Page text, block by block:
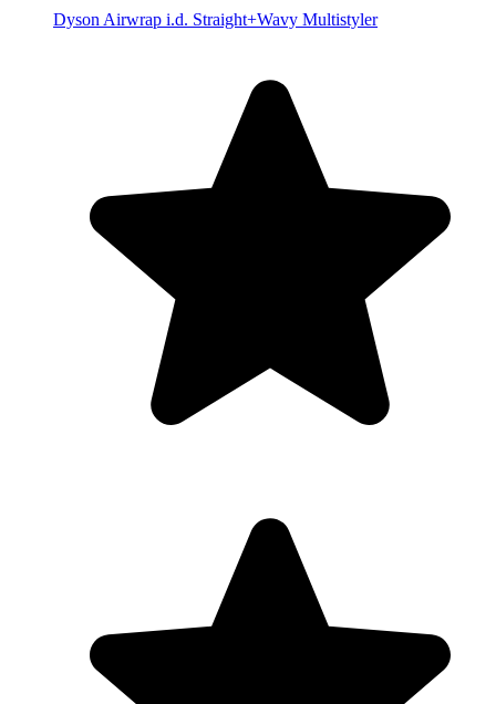
Dyson Airwrap i.d. Straight+Wavy Multistyler